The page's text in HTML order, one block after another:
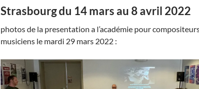
Strasbourg du 14 mars au 8 avril 2022
photos de la presentation a l’académie pour
musiciens le mardi 29 mars 2022 :